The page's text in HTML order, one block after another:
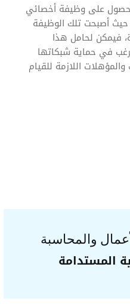
على وظيفة أخصائي
حيث أصبحت تلك الوظيفة
فيمكن لحامل هذا
في حماية شبكاتها
اللازمة للقيام
والمحاسبة
المستدامة